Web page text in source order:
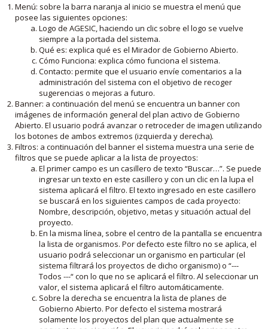
Menú: sobre la barra naranja al inicio se muestra el menú que
posee las siguientes opciones:
Logo de AGESIC, haciendo un clic sobre el logo se vuelve
siempre a la portada del sistema.
Qué es: explica qué es el Mirador de Gobierno Abierto.
Cómo Funciona: explica cómo funciona el sistema.
Contacto: permite que el usuario envíe comentarios a la
administración del sistema con el objetivo de recoger
sugerencias o mejoras a futuro.
Banner: a continuación del menú se encuentra un banner con
imágenes de información general del plan activo de Gobierno
Abierto. El usuario podrá avanzar o retroceder de imagen utilizando
los botones de ambos extremos (izquierda y derecha).
Filtros: a continuación del banner el sistema muestra una serie de
filtros que se puede aplicar a la lista de proyectos:
El primer campo es un casillero de texto “Buscar…”. Se puede
ingresar un texto en este casillero y con un clic en la lupa el
sistema aplicará el filtro. El texto ingresado en este casillero
se buscará en los siguientes campos de cada proyecto:
Nombre, descripción, objetivo, metas y situación actual del
proyecto.
En la misma línea, sobre el centro de la pantalla se encuentra
la lista de organismos. Por defecto este filtro no se aplica, el
usuario podrá seleccionar un organismo en particular (el
sistema filtrará los proyectos de dicho organismo) o “---
Todos ---“ con lo que no se aplicará el filtro. Al seleccionar un
valor, el sistema aplicará el filtro automáticamente.
Sobre la derecha se encuentra la lista de planes de
Gobierno Abierto. Por defecto el sistema mostrará
solamente los proyectos del plan que actualmente se